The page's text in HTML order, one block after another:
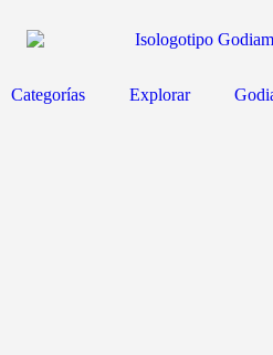
Categorías Explorar